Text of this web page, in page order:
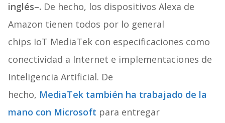
inglés–. De hecho, los dispositivos Alexa de
Amazon tienen todos por lo general
chips IoT MediaTek con especificaciones como
conectividad a Internet e implementaciones de
Inteligencia Artificial. De
hecho, MediaTek también ha trabajado de la
mano con Microsoft para entregar